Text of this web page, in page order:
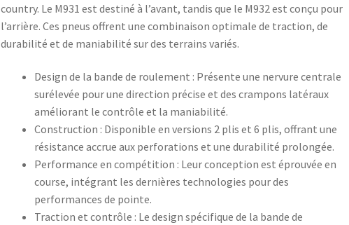
country. Le M931 est destiné à l’avant, tandis que le M932 est conçu pour
l’arrière. Ces pneus offrent une combinaison optimale de traction, de
durabilité et de maniabilité sur des terrains variés.​
Design de la bande de roulement : Présente une nervure centrale
surélevée pour une direction précise et des crampons latéraux
améliorant le contrôle et la maniabilité.​
Construction : Disponible en versions 2 plis et 6 plis, offrant une
résistance accrue aux perforations et une durabilité prolongée.
Performance en compétition : Leur conception est éprouvée en
course, intégrant les dernières technologies pour des
performances de pointe.​
Traction et contrôle : Le design spécifique de la bande de